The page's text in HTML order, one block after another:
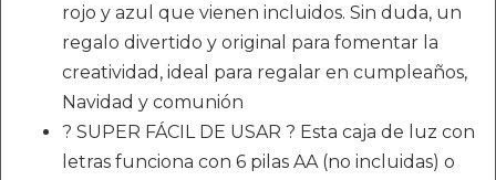
rojo y azul que vienen incluidos. Sin duda, un
regalo divertido y original para fomentar la
creatividad, ideal para regalar en cumpleaños,
Navidad y comunión
? SUPER FÁCIL DE USAR ? Esta caja de luz con
letras funciona con 6 pilas AA (no incluidas) o